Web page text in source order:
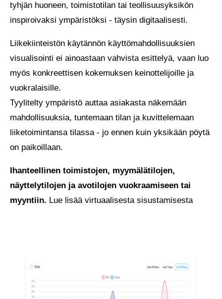
tyhjän huoneen, toimistotilan tai teollisuusyksikön
inspiroivaksi ympäristöksi - täysin digitaalisesti.
Liikekiinteistön käytännön käyttömahdollisuuksien
visualisointi ei ainoastaan vahvista esittelyä, vaan luo
myös konkreettisen kokemuksen keinottelijoille ja
vuokralaisille.
Tyylitelty ympäristö auttaa asiakasta näkemään
mahdollisuuksia, tuntemaan tilan ja kuvittelemaan
liiketoimintansa tilassa - jo ennen kuin yksikään pöytä
on paikoillaan.
Ihanteellinen toimistojen, myymälätilojen,
näyttelytilojen ja avotilojen vuokraamiseen tai
myyntiin. Lue lisää virtuaalisesta sisustamisesta